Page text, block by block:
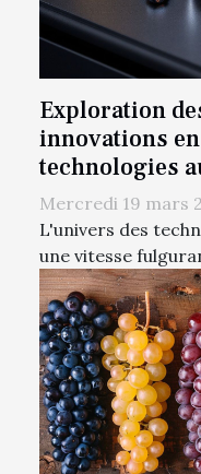
Exploration
innovations
technologies
Mercredi 19 mars
L'univers des
une vitesse